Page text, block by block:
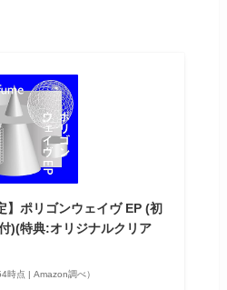
】ポリゴンウェイヴ EP (初
)(特典:オリジナルクリア
時点 | Amazon調べ）